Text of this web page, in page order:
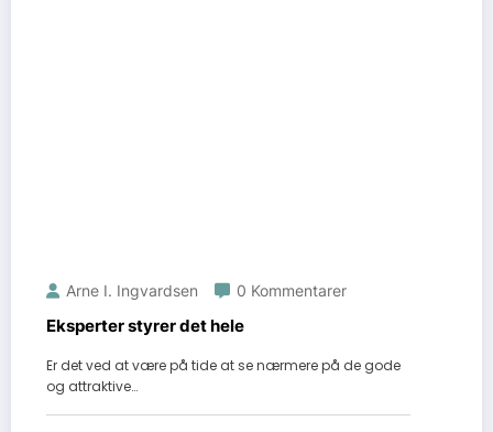
Arne I. Ingvardsen 0 Kommentarer
Eksperter styrer det hele
Er det ved at være på tide at se nærmere på de gode
og attraktive…